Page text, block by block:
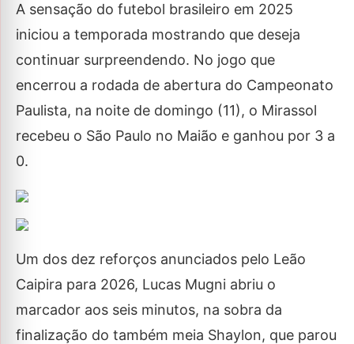
A sensação do futebol brasileiro em 2025
iniciou a temporada mostrando que deseja
continuar surpreendendo. No jogo que
encerrou a rodada de abertura do Campeonato
Paulista, na noite de domingo (11), o Mirassol
recebeu o São Paulo no Maião e ganhou por 3 a
0.
Um dos dez reforços anunciados pelo Leão
Caipira para 2026, Lucas Mugni abriu o
marcador aos seis minutos, na sobra da
finalização do também meia Shaylon, que parou